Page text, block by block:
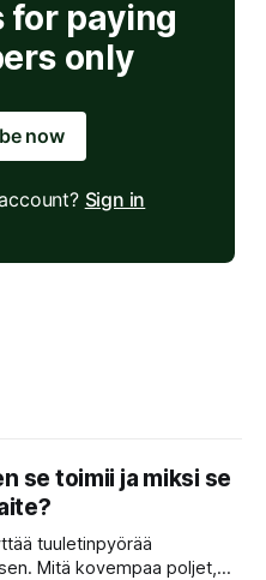
for paying
only
now
Sign in
se toimii ja miksi se
tuuletinpyörää
Mitä kovempaa poljet,